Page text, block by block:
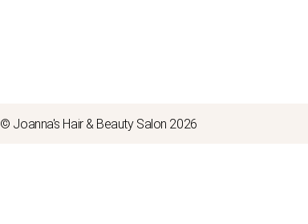
© Joanna's Hair & Beauty Salon 2026